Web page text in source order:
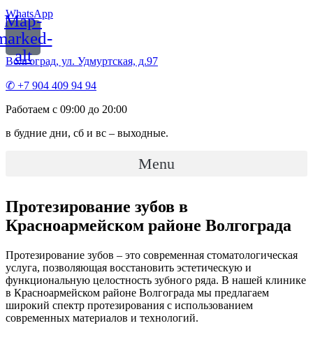
WhatsApp
Map-
alt
Волгоград, ул. Удмуртская, д.97
✆ +7 904 409 94 94
Работаем с 09:00 до 20:00
в будние дни, сб и вс – выходные.
Menu
Протезирование зубов в
Красноармейском районе Волгограда
Протезирование зубов – это современная стоматологическая
услуга, позволяющая восстановить эстетическую и
функциональную целостность зубного ряда. В нашей клинике
в Красноармейском районе Волгограда мы предлагаем
широкий спектр протезирования с использованием
современных материалов и технологий.